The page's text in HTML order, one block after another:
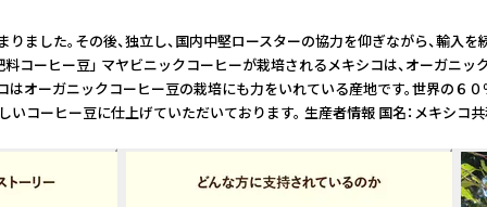
。その後、独立し、国内中堅ロースターの協力を仰ぎながら、輸
ーヒー豆」 マヤビニックコーヒーが栽培されるメキシコは、オ
ガニックコーヒー豆の栽培にも力をいれている産地です。世界
コーヒー豆に仕上げていただいております。 生産者情報 国名：メ